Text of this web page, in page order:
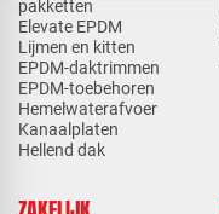
pakketten
Elevate EPDM
Lijmen en kitten
EPDM-daktrimmen
EPDM-toebehoren
Hemelwaterafvoer
Kanaalplaten
Hellend dak